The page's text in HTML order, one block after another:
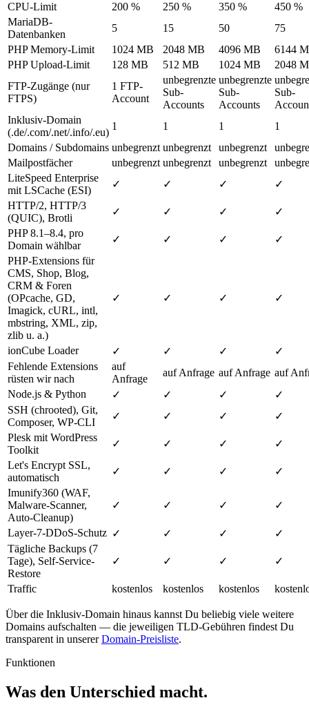
CPU-Limit
200 % 250 % 350 %
450 %
MariaDB-
Datenbanken
5 15 50
75
PHP Memory-Limit
1024 MB 2048 MB 4096 MB
6144
PHP Upload-Limit
128 MB 512 MB 1024 MB
2048
FTP-Zugänge (nur
FTPS)
1 FTP-
Account
unbegrenzte
Sub-
Accounts
unbegrenzte
Sub-
Accounts
Sub-
Inklusiv-Domain
(.de/.com/.net/.info/.eu)
1 1 1
1
Domains / Subdomains unbegrenzt unbegrenzt unbegrenzt
Mailpostfächer
unbegrenzt unbegrenzt unbegrenzt
LiteSpeed Enterprise
mit LSCache (ESI)
✓ ✓ ✓
✓
HTTP/2, HTTP/3
(QUIC), Brotli
✓ ✓ ✓
✓
PHP 8.1–8.4, pro
Domain wählbar
✓ ✓ ✓
✓
PHP-Extensions für
CMS, Shop, Blog,
CRM & Foren
(OPcache, GD,
Imagick, cURL, intl,
mbstring, XML, zip,
zlib u. a.)
✓ ✓ ✓ ✓
ionCube Loader ✓ ✓ ✓
✓
Fehlende Extensions
rüsten wir nach
auf
Anfrage
auf Anfrage auf Anfrage auf
Node.js & Python
✓ ✓ ✓
✓
SSH (chrooted), Git,
Composer, WP-CLI
✓ ✓ ✓
✓
Plesk mit WordPress
Toolkit
✓ ✓ ✓
✓
Let's Encrypt SSL,
automatisch
✓ ✓ ✓
✓
Imunify360 (WAF,
Malware-Scanner,
Auto-Cleanup)
✓ ✓ ✓ ✓
Layer-7-DDoS-Schutz ✓ ✓ ✓
✓
Tägliche Backups (7
Tage), Self-Service-
Restore
✓ ✓ ✓ ✓
Traffic kostenlos kostenlos kostenlos
Über die Inklusiv-Domain hinaus kannst Du beliebig viele weitere
Domains aufschalten — die jeweiligen TLD-Gebühren findest Du
transparent in unsererDomain-Preisliste.
Funktionen
Was den Unterschied macht.